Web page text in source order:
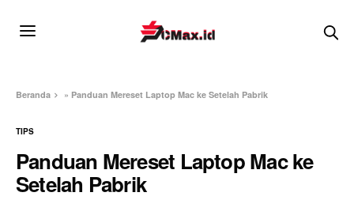
Beranda » Panduan Mereset Laptop Mac ke Setelah Pabrik
TIPS
Panduan Mereset Laptop Mac ke
Setelah Pabrik